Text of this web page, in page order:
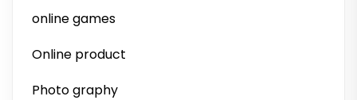
online games
Online product
Photo graphy